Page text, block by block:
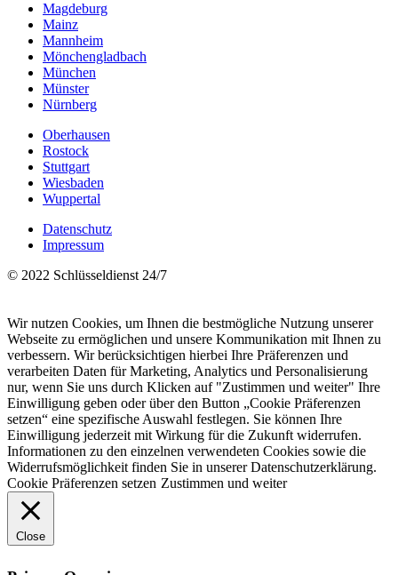
Magdeburg
Mainz
Mannheim
Mönchengladbach
München
Münster
Nürnberg
Oberhausen
Rostock
Stuttgart
Wiesbaden
Wuppertal
Datenschutz
Impressum
© 2022 Schlüsseldienst 24/7
Wir nutzen Cookies, um Ihnen die bestmögliche Nutzung unserer
Webseite zu ermöglichen und unsere Kommunikation mit Ihnen zu
verbessern. Wir berücksichtigen hierbei Ihre Präferenzen und
verarbeiten Daten für Marketing, Analytics und Personalisierung
nur, wenn Sie uns durch Klicken auf "Zustimmen und weiter" Ihre
Einwilligung geben oder über den Button „Cookie Präferenzen
setzen“ eine spezifische Auswahl festlegen. Sie können Ihre
Einwilligung jederzeit mit Wirkung für die Zukunft widerrufen.
Informationen zu den einzelnen verwendeten Cookies sowie die
Widerrufsmöglichkeit finden Sie in unserer Datenschutzerklärung.
Cookie Präferenzen setzen Zustimmen und weiter
Close